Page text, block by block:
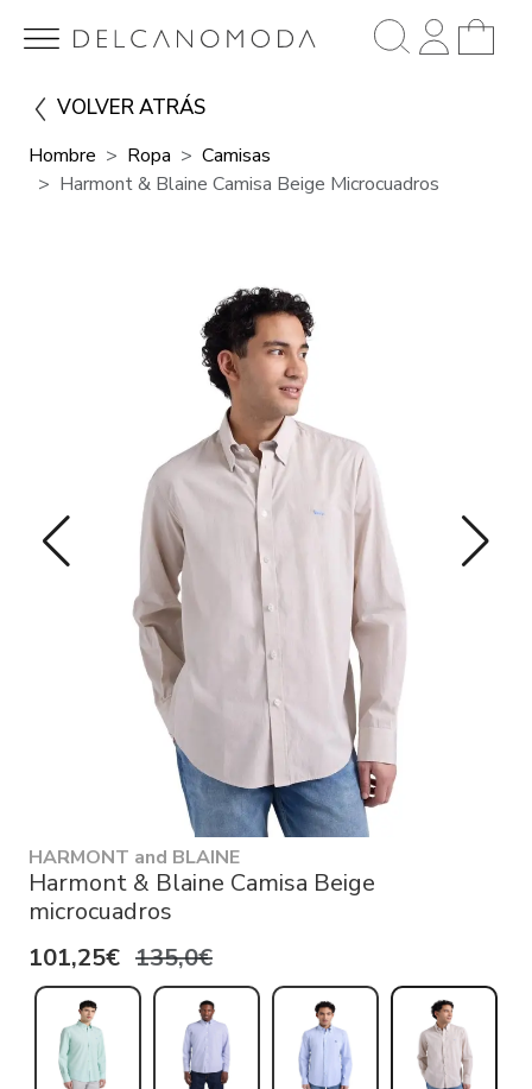
VOLVER ATRÁS
Hombre Ropa
Camisas
Harmont & Blaine Camisa Beige Microcuadros
HARMONT and BLAINE
Harmont & Blaine Camisa Beige
microcuadros
101,25€ 135,0€